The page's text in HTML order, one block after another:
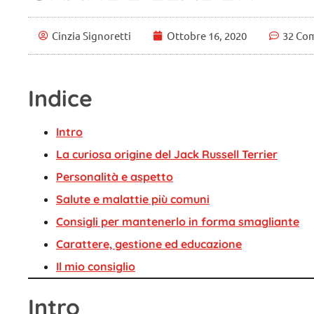
Cinzia Signoretti Ottobre 16, 2020 32
Indice
Intro
La curiosa origine del Jack Russell Terrier
Personalità e aspetto
Salute e malattie più comuni
Consigli per mantenerlo in forma smagliante
Carattere, gestione ed educazione
Il mio consiglio
Intro